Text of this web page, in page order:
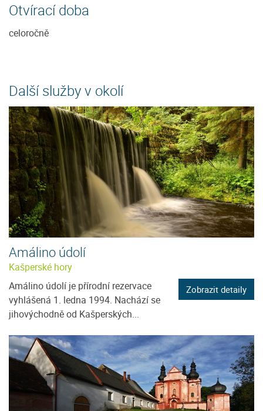
Otvírací doba
celoročně
Další služby v okolí
Amálino údolí
Kašperské hory
Amálino údolí je přírodní rezervace
vyhlášená 1. ledna 1994. Nachází se
jihovýchodně od Kašperských...
Zobrazit detaily